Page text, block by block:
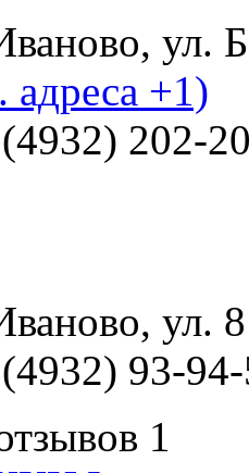
ул.
адреса +1)
(4932) 202-
ул.
(4932) 93-
1